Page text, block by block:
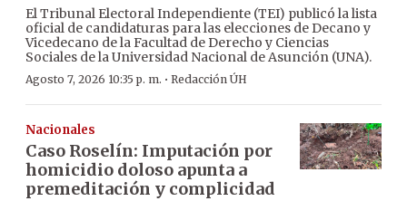
El Tribunal Electoral Independiente (TEI) publicó la lista
oficial de candidaturas para las elecciones de Decano y
Vicedecano de la Facultad de Derecho y Ciencias
Sociales de la Universidad Nacional de Asunción (UNA).
Agosto 7, 2026 10:35 p. m. · Redacción ÚH
Nacionales
Caso Roselín: Imputación por
homicidio doloso apunta a
premeditación y complicidad